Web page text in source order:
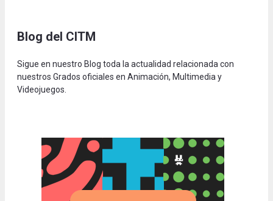
Blog del CITM
Sigue en nuestro Blog toda la actualidad relacionada con
nuestros Grados oficiales en Animación, Multimedia y
Videojuegos.